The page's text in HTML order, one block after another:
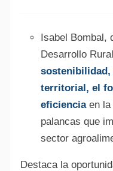
Isabel Bombal,
Desarrollo
territorial, el
eficienciaen la
palancas que
sector
Destaca la